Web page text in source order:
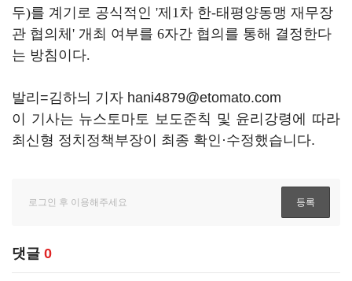
두)를 계기로 공식적인 '제 1차 한-태평양동맹 재무장
관 협의체 ' 개최 여부를 6자간 협의를 통해 결정한다
는 방침이다.
발리=김하늬 기자 hani4879@etomato.com
이 기사는 뉴스토마토 보도준칙 및 윤리강령에 따라
최신형 정치정책부장이 최종 확인·수정했습니다.
댓글 0